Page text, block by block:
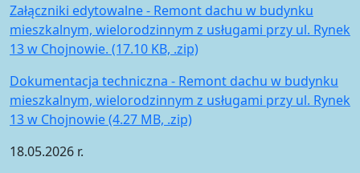
Załączniki edytowalne - Remont dachu w budynku
mieszkalnym, wielorodzinnym z usługami przy ul. Rynek
13 w Chojnowie. (17.10 KB, .zip)
Dokumentacja techniczna - Remont dachu w budynku
mieszkalnym, wielorodzinnym z usługami przy ul. Rynek
13 w Chojnowie (4.27 MB, .zip)
18.05.2026 r.